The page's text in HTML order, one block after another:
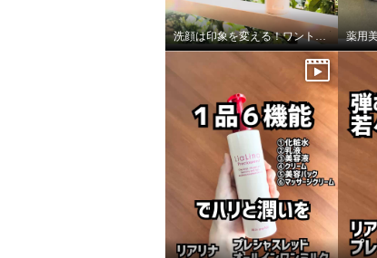
洗顔は印象を変える！ワントーンアップ素肌美を目指します。